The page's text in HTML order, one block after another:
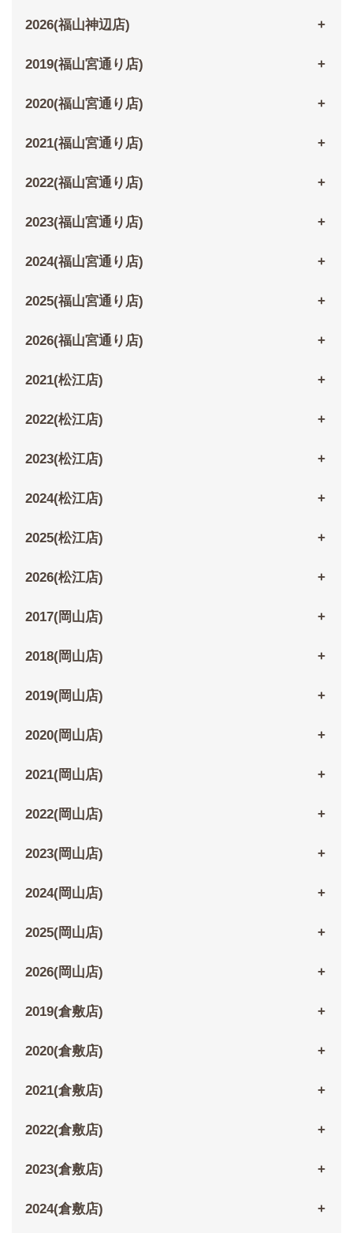
2026(福山神辺店)
2019(福山宮通り店)
2020(福山宮通り店)
2021(福山宮通り店)
2022(福山宮通り店)
2023(福山宮通り店)
2024(福山宮通り店)
2025(福山宮通り店)
2026(福山宮通り店)
2021(松江店)
2022(松江店)
2023(松江店)
2024(松江店)
2025(松江店)
2026(松江店)
2017(岡山店)
2018(岡山店)
2019(岡山店)
2020(岡山店)
2021(岡山店)
2022(岡山店)
2023(岡山店)
2024(岡山店)
2025(岡山店)
2026(岡山店)
2019(倉敷店)
2020(倉敷店)
2021(倉敷店)
2022(倉敷店)
2023(倉敷店)
2024(倉敷店)